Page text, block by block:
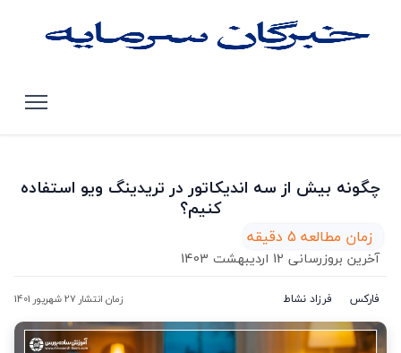
چگونه بیش از سه اندیکاتور در تریدینگ ویو استفاده
کنیم؟
زمان مطالعه 5 دقیقه
آخرین بروزرسانی 12 اردیبهشت 1403
فارکس فرزاد نشاط زمان انتشار 27 شهریور 1401